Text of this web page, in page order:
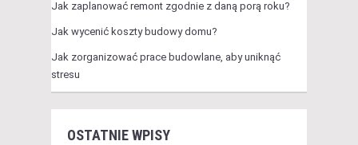
Jak zaplanować remont zgodnie z daną porą roku?
Jak wycenić koszty budowy domu?
Jak zorganizować prace budowlane, aby uniknąć
stresu
OSTATNIE WPISY